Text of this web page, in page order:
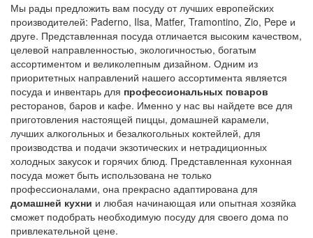
Мы рады предложить вам посуду от лучших европейских
производителей: Paderno, Ilsa, Matfer, Tramontino, Zio, Pepe и
друге. Представленная посуда отличается высоким качеством,
целевой направленностью, экологичностью, богатым
ассортиментом и великолепным дизайном. Одним из
приоритетных направлений нашего ассортимента является
посуда и инвентарь для профессиональных поваров
ресторанов, баров и кафе. Именно у нас вы найдете все для
приготовления настоящей пиццы, домашней карамели,
лучших алкогольных и безалкогольных коктейлей, для
производства и подачи экзотических и нетрадиционных
холодных закусок и горячих блюд. Представленная кухонная
посуда может быть использована не только
профессионалами, она прекрасно адаптирована для
домашней кухни и любая начинающая или опытная хозяйка
сможет подобрать необходимую посуду для своего дома по
привлекательной цене.